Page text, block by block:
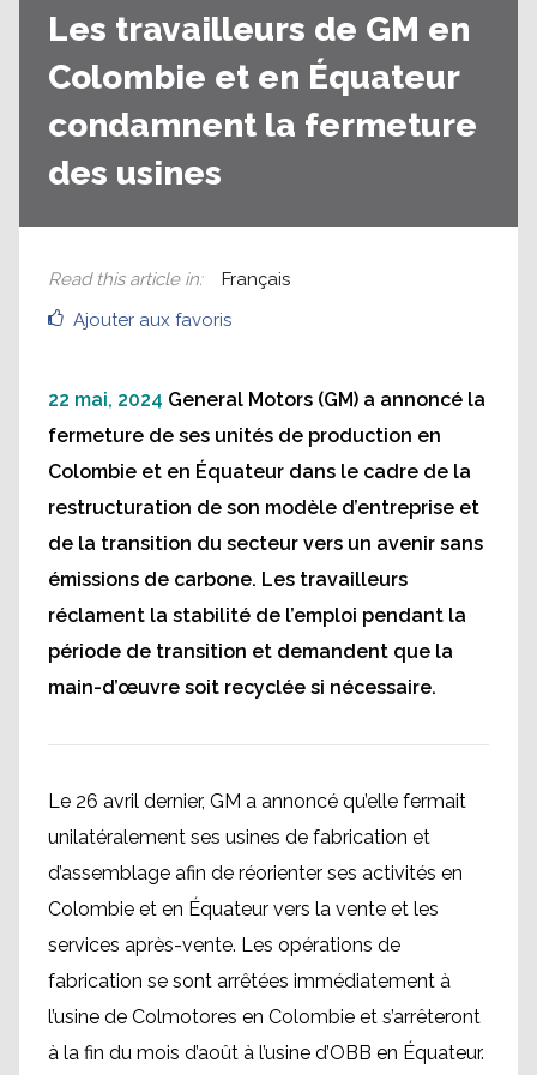
Les travailleurs de GM en
Colombie et en Équateur
condamnent la fermeture
des usines
Ajouter aux favoris
Read this article in: Français
22 mai, 2024 General Motors (GM) a annoncé la
fermeture de ses unités de production en
Colombie et en Équateur dans le cadre de la
restructuration de son modèle d’entreprise et
de la transition du secteur vers un avenir sans
émissions de carbone. Les travailleurs
réclament la stabilité de l’emploi pendant la
période de transition et demandent que la
main-d’œuvre soit recyclée si nécessaire.
Le 26 avril dernier, GM a annoncé qu’elle fermait
unilatéralement ses usines de fabrication et
d’assemblage afin de réorienter ses activités en
Colombie et en Équateur vers la vente et les
services après-vente. Les opérations de
fabrication se sont arrêtées immédiatement à
l’usine de Colmotores en Colombie et s’arrêteront
à la fin du mois d’août à l’usine d’OBB en Équateur.